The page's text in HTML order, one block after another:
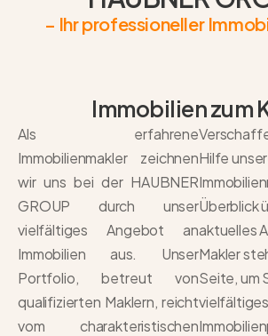
– Ihr professioneller
Immobilien zum
Als erfahrene
Immobilienmakler zeichnen
wir uns bei der HAUBNER
GROUP durch unser
vielfältiges Angebot an
Immobilien aus. Unser
Portfolio, betreut von
qualifizierten Maklern, reicht
vom charakteristischen
Hilfe
Überblick
aktuelles
Makler
Seite, um
vielfältiges